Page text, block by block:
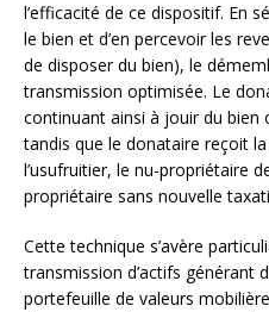
l’efficacité de ce dispositif. En
le bien et d’en percevoir les
de disposer du bien), le
transmission optimisée. Le
continuant ainsi à jouir du bien
tandis que le donataire reçoit
l’usufruitier, le nu-propriétaire
propriétaire sans nouvelle
Cette technique s’avère
transmission d’actifs générant
portefeuille de valeurs